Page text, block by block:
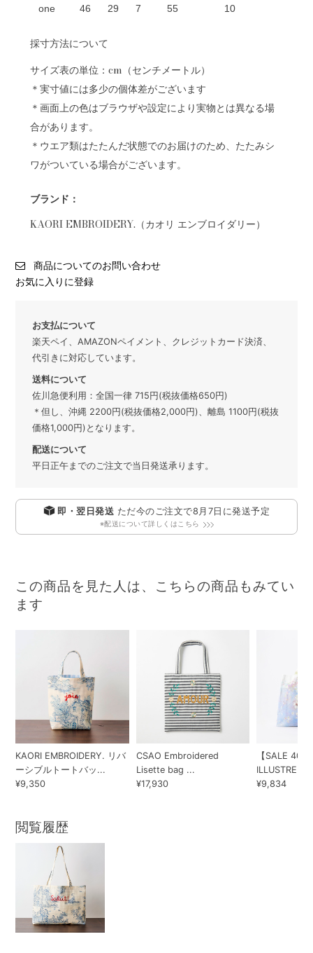
one 46 29 7 55 10
採寸方法について
サイズ表の単位：cm（センチメートル）
＊実寸値には多少の個体差がございます
＊画面上の色はブラウザや設定により実物とは異なる場
合があります。
＊ウエア類はたたんだ状態でのお届けのため、たたみシ
ワがついている場合がございます。
ブランド：
KAORI EMBROIDERY.（カオリ エンブロイダリー）
商品についてのお問い合わせ
お気に入りに登録
お支払について
楽天ペイ、AMAZONペイメント、クレジットカード決済、
代引きに対応しています。
送料について
佐川急便利用：全国一律 715円(税抜価格650円)
＊但し、沖縄 2200円(税抜価格2,000円)、離島 1100円(税抜
価格1,000円)となります。
配送について
平日正午までのご注文で当日発送承ります。
即・翌日発送 ただ今のご注文で8月7日 に発送予定
※配送について詳しくはこちら
この商品を見た人は、こちらの商品もみてい
ます
KAORI EMBROIDERY. リバ
ーシブルトートバッ...
¥9,350
CSAO Embroidered
Lisette bag ...
¥17,930
【SALE
ILLUSTRE
¥9,834
閲覧履歴